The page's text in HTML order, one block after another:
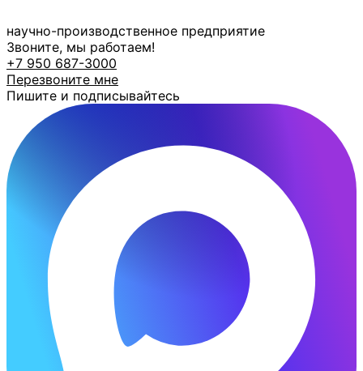
к
содержимому
научно-производственное предприятие
Звоните, мы работаем!
+7 950 687-3000
Перезвоните мне
Пишите и подписывайтесь